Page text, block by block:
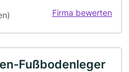
Firma bewerten
Fußbodenleger